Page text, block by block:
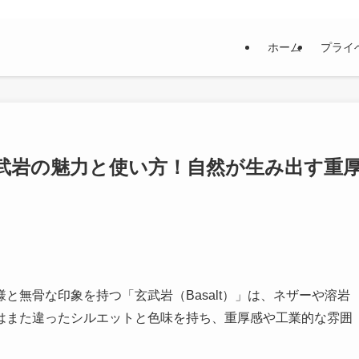
ホーム プライ
岩の魅力と使い方！自然が生み出す重
無骨な印象を持つ「玄武岩（Basalt）」は、ネザーや溶岩
た違ったシルエットと色味を持ち、重厚感や工業的な雰囲